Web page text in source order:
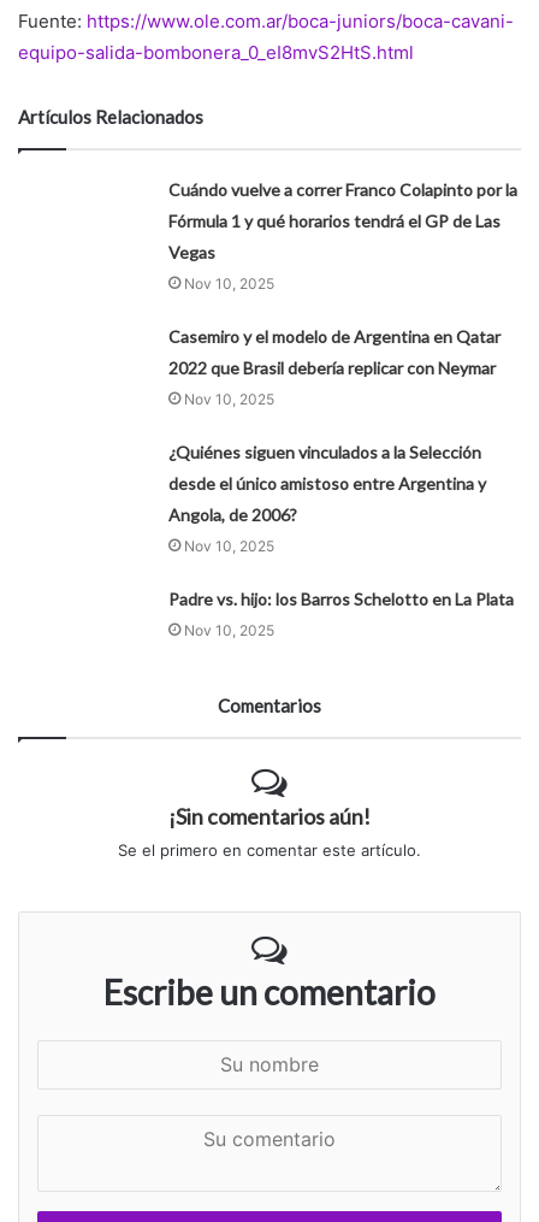
Fuente: https://www.ole.com.ar/boca-juniors/boca-cavani-
equipo-salida-bombonera_0_eI8mvS2HtS.html
Artículos Relacionados
Cuándo vuelve a correr Franco Colapinto por la
Fórmula 1 y qué horarios tendrá el GP de Las
Vegas
Nov 10, 2025
Casemiro y el modelo de Argentina en Qatar
2022 que Brasil debería replicar con Neymar
Nov 10, 2025
¿Quiénes siguen vinculados a la Selección
desde el único amistoso entre Argentina y
Angola, de 2006?
Nov 10, 2025
Padre vs. hijo: los Barros Schelotto en La Plata
Nov 10, 2025
Comentarios
¡Sin comentarios aún!
Se el primero en comentar este artículo.
Escribe un comentario